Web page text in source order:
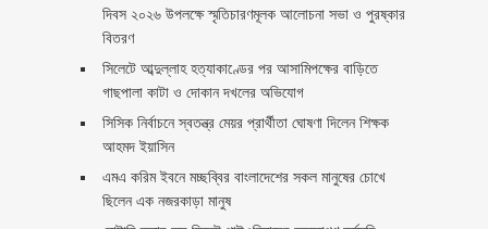
দিবস ২০২৬ উপলক্ষে স্মৃতিচারণমূলক আলোচনা সভা ও পুরষ্কার
বিতরণ ‎ ‎
সিলেটে আব্দুল্লাহ হত্যাকাণ্ডের পর আসামিপক্ষের বাড়িতে
গাছপালা কাটা ও দোকান দখলের অভিযোগ
সিসিক নির্বাচনে স্বতন্ত্র মেয়র প্রার্থীতা ঘোষণা দিলেন শিক্ষক
আহমদ ইয়াসিন
এমএ করিম ইবনে মচ্ছব্বির বাংলাদেশের সকল মানুষের চোখে
ছিলেন এক নজরকাড়া মানুষ ‎